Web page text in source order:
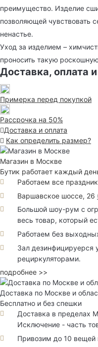
преимущество. Изделие
позволяющей чувствовать
ненастье.
Уход за изделием –
проносить такую
Доставка, оплата
Примерка перед покупкой
Рассрочка на 50%
Доставка и оплата
Как определить размер?
Магазин в Москве
Бутик работает каждый
Работаем все
Варшавское шоссе, 26
Большой шоу-рум с
весь товар, который
Работаем без
Зал дезинфицируерся
рециркуляторами.
подробнее >>
Доставка по Москве и
Бесплатно и без спешки
Доставка в пределах
Исключение - часть
Привозим до 10 вещей